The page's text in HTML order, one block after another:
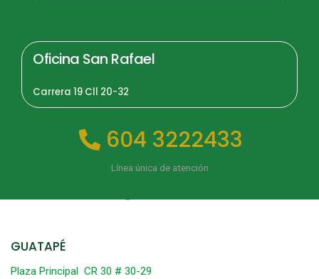
Oficina San Rafael
Carrera 19 Cll 20-32
604 3222433
Línea única de atención
GUATAPÉ
Plaza Principal CR 30 # 30-29